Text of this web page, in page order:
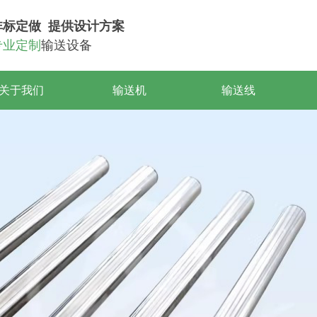
标定做 提供设计方案
定制 输送设备
于我们 输送机 输送线